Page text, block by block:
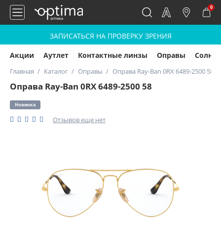
0
ЗАПИСАТЬСЯ НА ПРОВЕРКУ ЗРЕНИЯ
Акции Аутлет Контактные линзы Оправы
Главная Каталог Оправы Оправа Ray-Ban 0RX 6489-2500 58
Оправа Ray-Ban 0RX 6489-2500 58
Новинка
Отзывов еще нет